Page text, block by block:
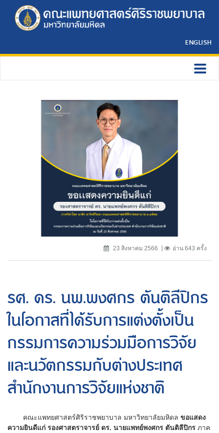
ENGLISH
23 สิงหาคม 2566 อ่าน 643 ครั้ง
รศ. ดร. นพ.พงศกร ตันติลีปิกร
ในโอกาสที่ได้รับการแต่งตั้งเป็น
กรรมการความร่วมมือการวิจัย
และนวัตกรรมกับต่างประเทศ
สำนักงานการวิจัยแห่งชาติ
คณะแพทยศาสตร์ศิริราชพยาบาล มหาวิทยาลัยมหิดล ขอแสดง
ความยินดีแก่ รองศาสตราจารย์ ดร. นายแพทย์พงศกร ตันติลีปิกร ภาค